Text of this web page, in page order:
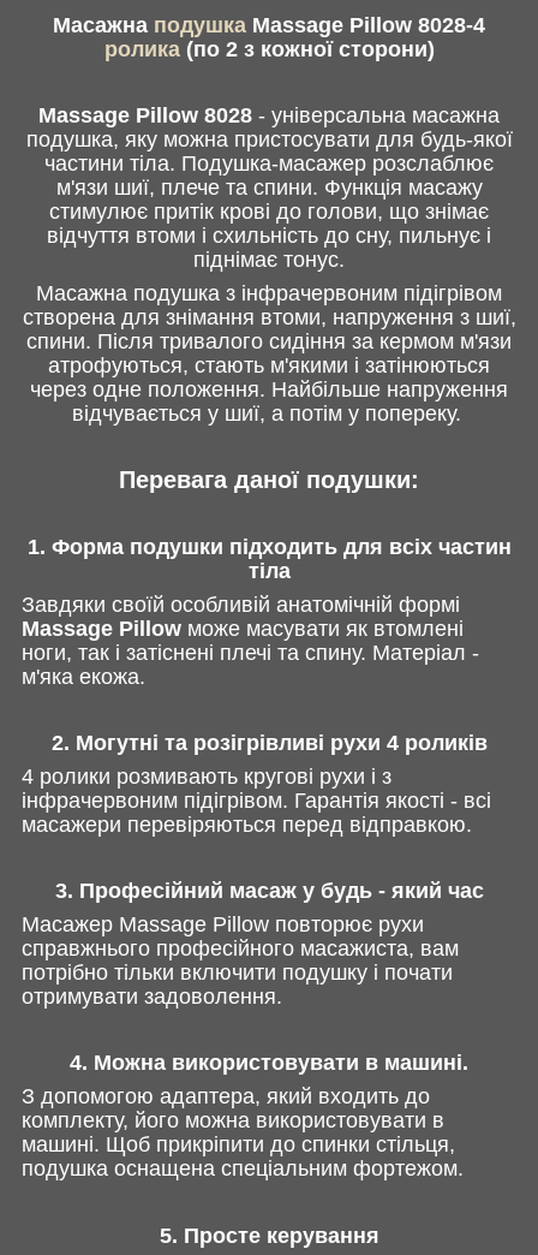
Масажна подушка Massage Pillow 8028-4
ролика(по 2 з кожної сторони)
Massage Pillow 8028 - універсальна масажна
подушка, яку можна пристосувати для будь-якої
частини тіла. Подушка-масажер розслаблює
м'язи шиї, плече та спини. Функція масажу
стимулює притік крові до голови, що знімає
відчуття втоми і схильність до сну, пильнує і
піднімає тонус.
Масажна подушка з інфрачервоним підігрівом
створена для знімання втоми, напруження з шиї,
спини. Після тривалого сидіння за кермом м'язи
атрофуються, стають м'якими і затінюються
через одне положення. Найбільше напруження
відчувається у шиї, а потім у попереку.
Перевага даної подушки:
1. Форма подушки підходить для всіх частин
тіла
Завдяки своїй особливій анатомічній формі
Massage Pillow може масувати як втомлені
ноги, так і затіснені плечі та спину. Матеріал -
м'яка екожа.
2. Могутні та розігрівливі рухи 4 роликів
4 ролики розмивають кругові рухи і з
інфрачервоним підігрівом. Гарантія якості - всі
масажери перевіряються перед відправкою.
3. Професійний масаж у будь - який час
Масажер Massage Pillow повторює рухи
справжнього професійного масажиста, вам
потрібно тільки включити подушку і почати
отримувати задоволення.
4. Можна використовувати в машині.
З допомогою адаптера, який входить до
комплекту, його можна використовувати в
машині. Щоб прикріпити до спинки стільця,
подушка оснащена спеціальним фортежом.
5. Просте керування